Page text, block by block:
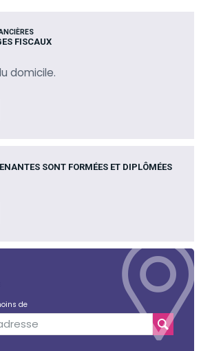
FISCAUX
domicile.
SONT FORMÉES ET DIPLÔMÉES
de